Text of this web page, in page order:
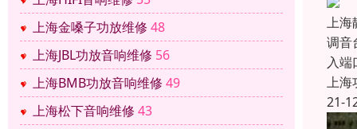
上海金嗓子功放维修 48
上海JBL功放音响维修 56
上海BMB功放音响维修 49
上海松下音响维修 43
上海
调音
入
上海
21-